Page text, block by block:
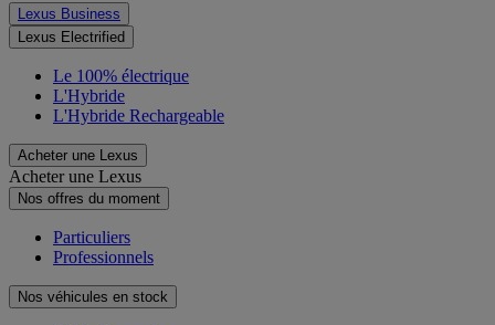
Lexus Business
Lexus Electrified
Le 100% électrique
L'Hybride
L'Hybride Rechargeable
Acheter une Lexus
Acheter une Lexus
Nos offres du moment
Particuliers
Professionnels
Nos véhicules en stock